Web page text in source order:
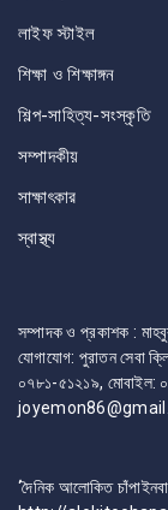
লাইফ স্টাইল
শিক্ষা ও শিক্ষাঙ্গন
শিল্প-সাহিত্য-সংস্কৃতি
সম্পাদকীয়
সাক্ষাৎকার
স্বাস্থ্য
সম্পাদক ও প্রকাশক :
যোগাযোগ: পুরাতন সেবা
০৭৮১-৫১২১৯, মোবাইল:
‘দৈনিক আলোকিত